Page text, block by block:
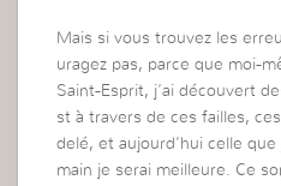
Mais si vous trouvez les
uragez pas, parce que moi-
Saint-Esprit, j’ai découvert
st à travers de ces failles,
delé, et aujourd’hui celle
main je serai meilleure. Ce